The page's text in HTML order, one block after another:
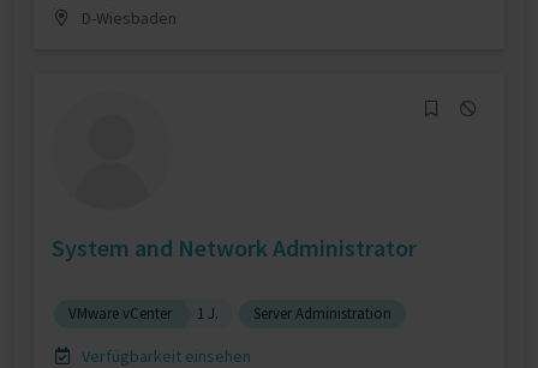
D-Wiesbaden
System and Network Administrator
VMware vCenter 1 J. Server Administration
Verfügbarkeit einsehen